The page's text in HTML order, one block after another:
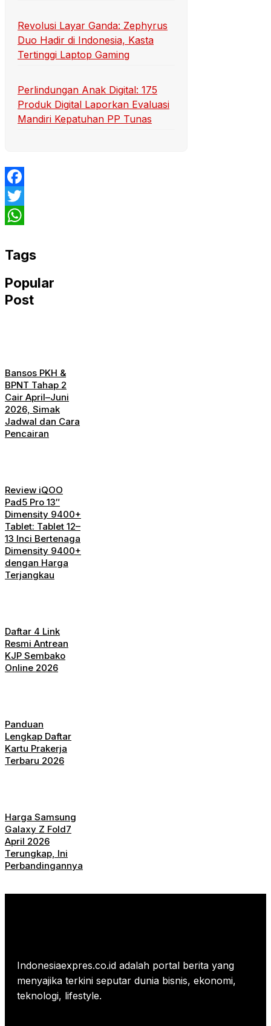
Revolusi Layar Ganda: Zephyrus
Duo Hadir di Indonesia, Kasta
Tertinggi Laptop Gaming
Perlindungan Anak Digital: 175
Produk Digital Laporkan Evaluasi
Mandiri Kepatuhan PP Tunas
Facebook
Twitter
Tags
Popular
Post
Bansos PKH &
BPNT Tahap 2
Cair April–Juni
2026, Simak
Jadwal dan Cara
Pencairan
Review iQOO
Pad5 Pro 13″
Dimensity 9400+
Tablet: Tablet 12–
13 Inci Bertenaga
Dimensity 9400+
dengan Harga
Terjangkau
Daftar 4 Link
Resmi Antrean
KJP Sembako
Online 2026
Panduan
Lengkap Daftar
Kartu Prakerja
Terbaru 2026
Harga Samsung
Galaxy Z Fold7
April 2026
Terungkap, Ini
Perbandingannya
Indonesiaexpres.co.id adalah portal berita yang
menyajika terkini seputar dunia bisnis, ekonomi,
teknologi, lifestyle.